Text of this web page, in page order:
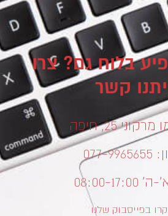
בלוח גם? צרו
קשר
25, חיפה
ה’ 08:00-17:00
בפייסבוק שלנו